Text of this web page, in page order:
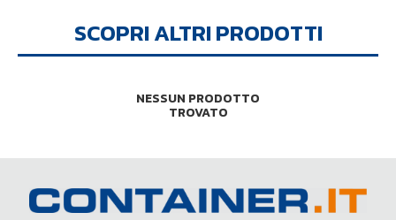
SCOPRI ALTRI PRODOTTI
NESSUN PRODOTTO
TROVATO